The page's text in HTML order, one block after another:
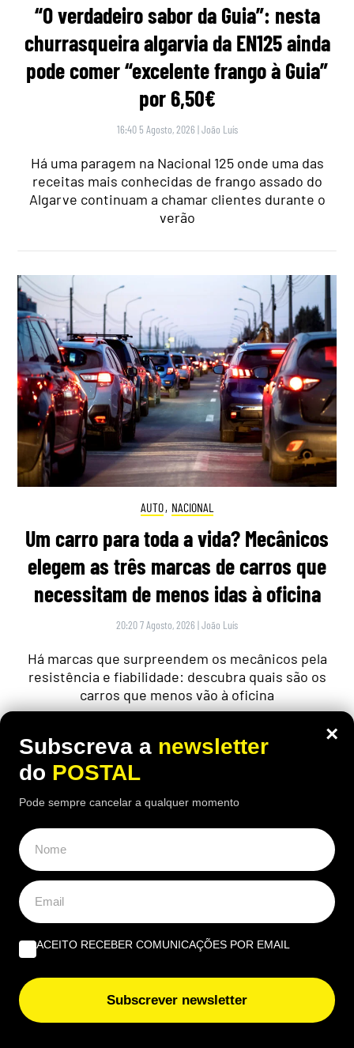
“O verdadeiro sabor da Guia”: nesta
churrasqueira algarvia da EN125 ainda
pode comer “excelente frango à Guia”
por 6,50€
16:40 5 Agosto, 2026 |João Luís
Há uma paragem na Nacional 125 onde uma das
receitas mais conhecidas de frango assado do
Algarve continuam a chamar clientes durante o
verão
AUTO, NACIONAL
Um carro para toda a vida? Mecânicos
elegem as três marcas de carros que
necessitam de menos idas à oficina
20:20 7 Agosto, 2026 |João Luís
Há marcas que surpreendem os mecânicos pela
resistência e fiabilidade: descubra quais são os
carros que menos vão à oficina
Nem aviões nem helicópteros: pastor
×
Subscreva a newsletter
do POSTAL
Pode sempre cancelar a qualquer momento
ACEITO RECEBER COMUNICAÇÕES POR EMAIL
Subscrever newsletter